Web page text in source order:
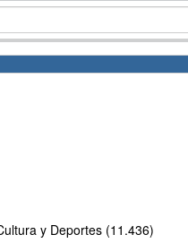
y Deportes (11.436)